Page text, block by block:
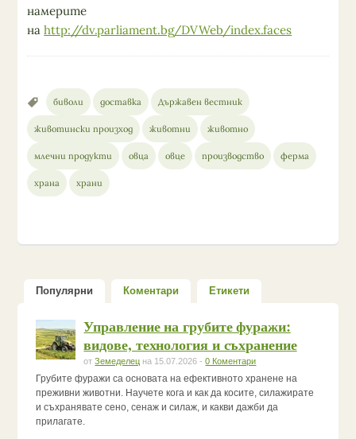
намерите
наhttp://dv.parliament.bg/DVWeb/index.faces
биволи доставка Държавен вестник
животински произход животни животно
млечни продукти овца овце производство ферма
храна храни
Популярни Коментари Етикети
Управление на грубите фуражи:
видове, технология и съхранение
отЗемеделец на 15.07.2026 -0 Коментари
Грубите фуражи са основата на ефективното хранене на
преживни животни. Научете кога и как да косите, силажирате
и съхранявате сено, сенаж и силаж, и какви дажби да
прилагате.